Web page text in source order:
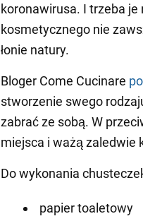
koronawirusa. I trzeba
kosmetycznego nie
łonie natury.
Bloger Come Cucinare
stworzenie swego
zabrać ze sobą. W
miejsca i ważą zaledwie
Do wykonania
papier toaletowy